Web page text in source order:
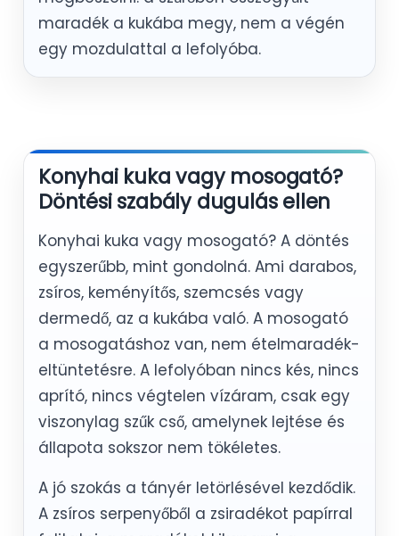
maradék a kukába megy, nem a végén
egy mozdulattal a lefolyóba.
Konyhai kuka vagy mosogató?
Döntési szabály dugulás ellen
Konyhai kuka vagy mosogató? A döntés
egyszerűbb, mint gondolná. Ami darabos,
zsíros, keményítős, szemcsés vagy
dermedő, az a kukába való. A mosogató
a mosogatáshoz van, nem ételmaradék-
eltüntetésre. A lefolyóban nincs kés, nincs
aprító, nincs végtelen vízáram, csak egy
viszonylag szűk cső, amelynek lejtése és
állapota sokszor nem tökéletes.
A jó szokás a tányér letörlésével kezdődik.
A zsíros serpenyőből a zsiradékot papírral